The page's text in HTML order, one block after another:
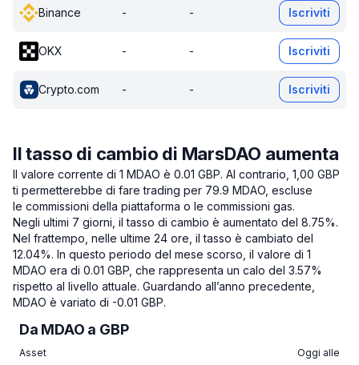
Binance - - Iscriviti
OKX - - Iscriviti
Crypto.com - - Iscriviti
Il tasso di cambio di MarsDAO aumenta
Il valore corrente di 1 MDAO è 0.01 GBP. Al contrario, 1,00 GBP
ti permetterebbe di fare trading per 79.9 MDAO, escluse
le commissioni della piattaforma o le commissioni gas.
Negli ultimi 7 giorni, il tasso di cambio è aumentato del 8.75%.
Nel frattempo, nelle ultime 24 ore, il tasso è cambiato del
12.04%. In questo periodo del mese scorso, il valore di 1
MDAO era di 0.01 GBP, che rappresenta un calo del 3.57%
rispetto al livello attuale. Guardando all’anno precedente,
MDAO è variato di -0.01 GBP.
Da MDAO a GBP
Asset Oggi alle